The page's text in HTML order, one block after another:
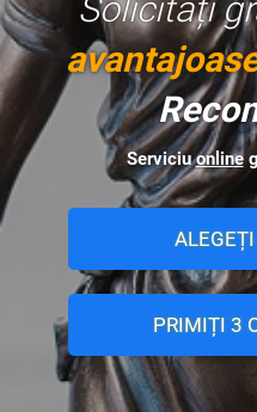
Solicitați
Serviciuonline
PRIMIȚI 3